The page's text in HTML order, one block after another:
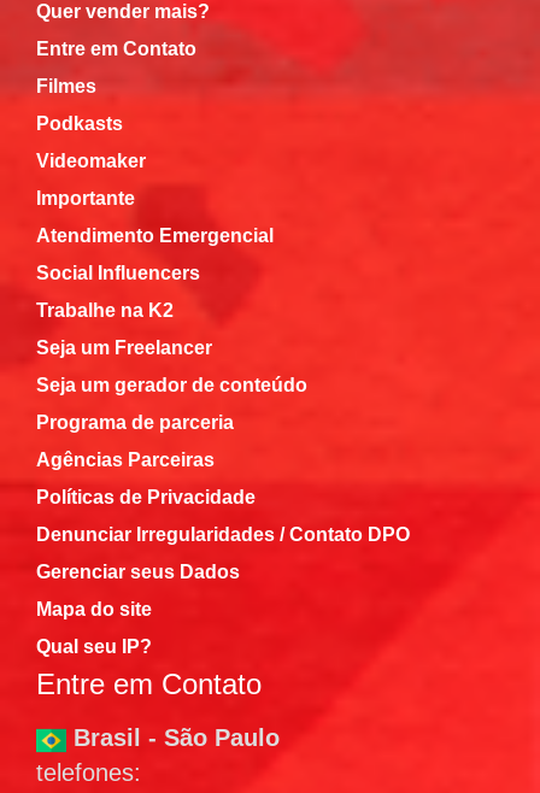
Quer vender mais?
Entre em Contato
Filmes
Podkasts
Videomaker
Importante
Atendimento Emergencial
Social Influencers
Trabalhe na K2
Seja um Freelancer
Seja um gerador de conteúdo
Programa de parceria
Agências Parceiras
Políticas de Privacidade
Denunciar Irregularidades / Contato DPO
Gerenciar seus Dados
Mapa do site
Qual seu IP?
Entre em Contato
Brasil - São Paulo
telefones: